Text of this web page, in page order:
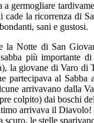
germogliare
la ricorrenza di
sani e gustosi.
la Notte di San
più importante
la giovane di Varo di
al Sabba
arrivavano dalla
colpito) dai boschi
arrivava il
le stelle